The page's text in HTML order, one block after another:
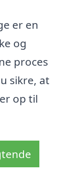
er en
og
proces
sikre, at
op til